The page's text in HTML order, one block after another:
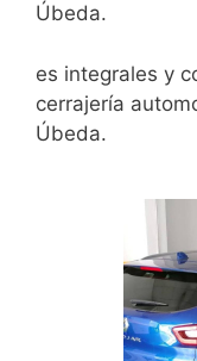
Úbeda.
es integrales y
cerrajería
Úbeda.